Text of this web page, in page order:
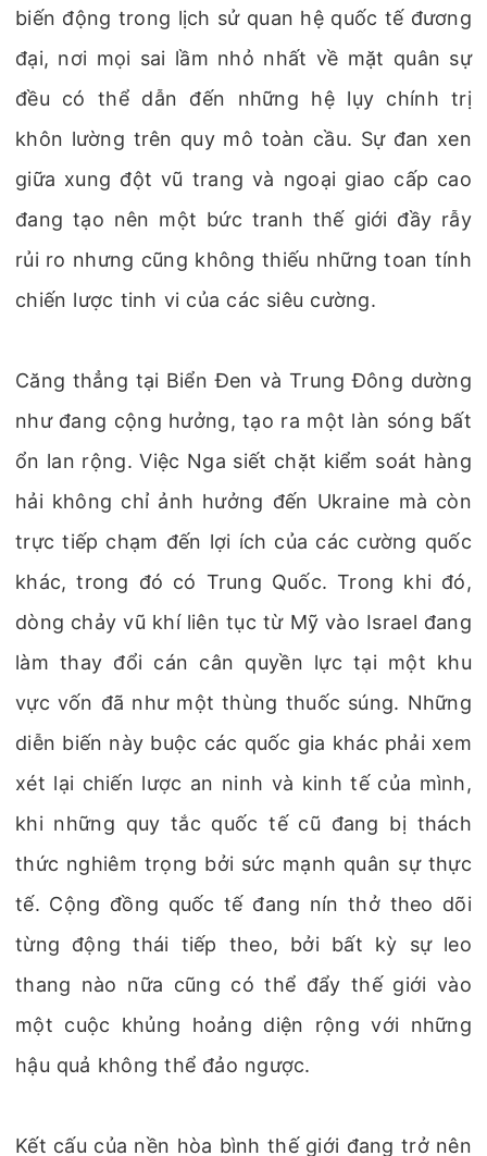
biến động trong lịch sử quan hệ quốc tế đương
đại, nơi mọi sai lầm nhỏ nhất về mặt quân sự
đều có thể dẫn đến những hệ lụy chính trị
khôn lường trên quy mô toàn cầu. Sự đan xen
giữa xung đột vũ trang và ngoại giao cấp cao
đang tạo nên một bức tranh thế giới đầy rẫy
rủi ro nhưng cũng không thiếu những toan tính
chiến lược tinh vi của các siêu cường.
Căng thẳng tại Biển Đen và Trung Đông dường
như đang cộng hưởng, tạo ra một làn sóng bất
ổn lan rộng. Việc Nga siết chặt kiểm soát hàng
hải không chỉ ảnh hưởng đến Ukraine mà còn
trực tiếp chạm đến lợi ích của các cường quốc
khác, trong đó có Trung Quốc. Trong khi đó,
dòng chảy vũ khí liên tục từ Mỹ vào Israel đang
làm thay đổi cán cân quyền lực tại một khu
vực vốn đã như một thùng thuốc súng. Những
diễn biến này buộc các quốc gia khác phải xem
xét lại chiến lược an ninh và kinh tế của mình,
khi những quy tắc quốc tế cũ đang bị thách
thức nghiêm trọng bởi sức mạnh quân sự thực
tế. Cộng đồng quốc tế đang nín thở theo dõi
từng động thái tiếp theo, bởi bất kỳ sự leo
thang nào nữa cũng có thể đẩy thế giới vào
một cuộc khủng hoảng diện rộng với những
hậu quả không thể đảo ngược.
Kết cấu của nền hòa bình thế giới đang trở nên